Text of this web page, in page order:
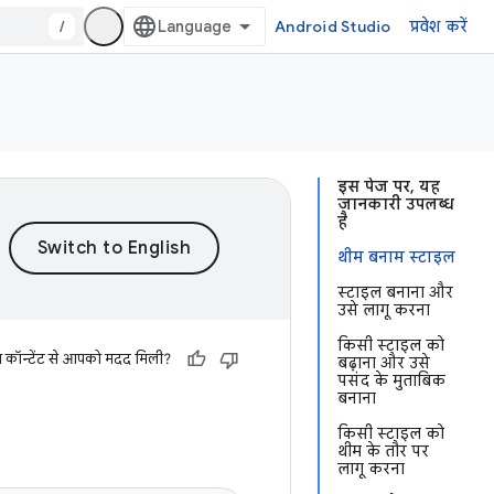
/ Android Studio प्रवेश करें
इस पेज पर, यह
जानकारी उपलब्ध
है
थीम बनाम स्टाइल
स्टाइल बनाना और
उसे लागू करना
किसी स्टाइल को
बढ़ाना और उसे
पसंद के मुताबिक
बनाना
किसी स्टाइल को
थीम के तौर पर
लागू करना
कॉन्टेंट से आपको मदद मिली?